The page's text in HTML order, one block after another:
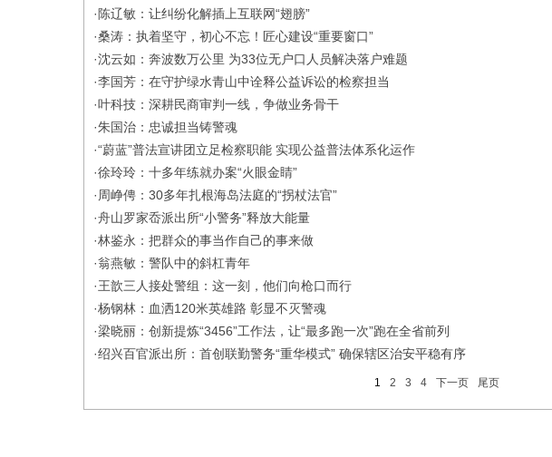
· 陈辽敏：让纠纷化解插上互联网“翅膀”
·桑涛：执着坚守，初心不忘！匠心建设“重要窗口”
·沈云如：奔波数万公里 为33位无户口人员解决落户难题
·李国芳：在守护绿水青山中诠释公益诉讼的检察担当
·叶科技：深耕民商审判一线，争做业务骨干
·朱国治：忠诚担当铸警魂
·“蔚蓝”普法宣讲团立足检察职能 实现公益普法体系化运作
·徐玲玲：十多年练就办案“火眼金睛”
· 周峥俜：30多年扎根海岛法庭的“拐杖法官”
·舟山罗家岙派出所“小警务”释放大能量
·林鉴永：把群众的事当作自己的事来做
·翁燕敏：警队中的斜杠青年
·王歆三人接处警组：这一刻，他们向枪口而行
·杨钢林：血洒120米英雄路 彰显不灭警魂
·梁晓丽：创新提炼“3456”工作法，让“最多跑一次”跑在全省前列
·绍兴百官派出所：首创联勤警务“重华模式” 确保辖区治安平稳有序
1 2 3 4 下一页 尾页